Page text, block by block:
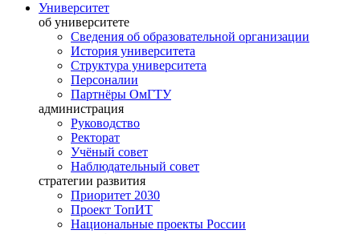
Университет
об университете
Сведения об образовательной организации
История университета
Структура университета
Персоналии
Партнёры ОмГТУ
администрация
Руководство
Ректорат
Учёный совет
Наблюдательный совет
стратегии развития
Приоритет 2030
Проект ТопИТ
Национальные проекты России